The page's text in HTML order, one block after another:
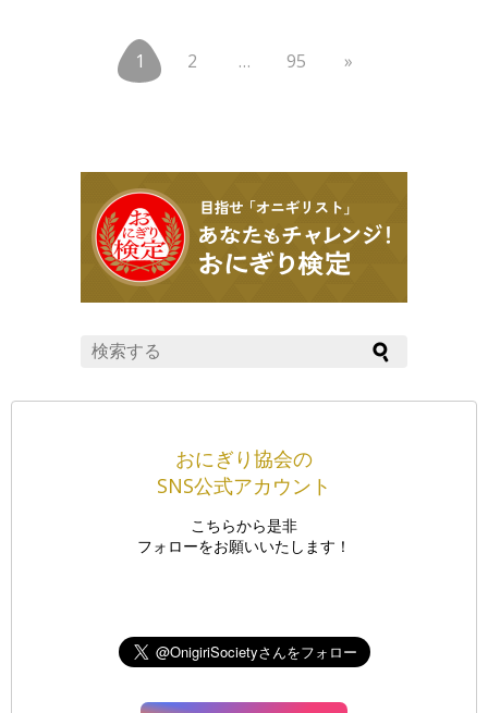
1 2 … 95 »
おにぎり協会の
SNS公式アカウント
こちらから是非
フォローをお願いいたします！